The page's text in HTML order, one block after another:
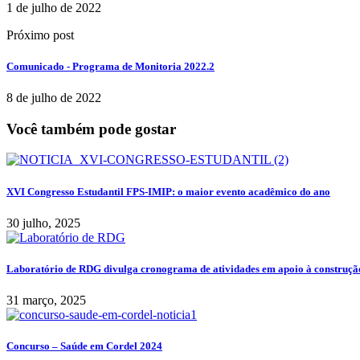
1 de julho de 2022
Próximo post
Comunicado - Programa de Monitoria 2022.2
8 de julho de 2022
Você também pode gostar
XVI Congresso Estudantil FPS-IMIP: o maior evento acadêmico do ano
30 julho, 2025
Laboratório de RDG divulga cronograma de atividades em apoio à
31 março, 2025
Concurso – Saúde em Cordel 2024